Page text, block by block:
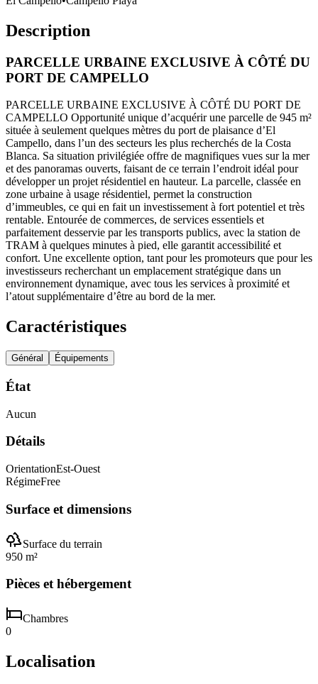
Description
PARCELLE URBAINE EXCLUSIVE À CÔTÉ DU
PORT DE CAMPELLO
PARCELLE URBAINE EXCLUSIVE À CÔTÉ DU PORT DE
CAMPELLO Opportunité unique d’acquérir une parcelle de 945 m²
située à seulement quelques mètres du port de plaisance d’El
Campello, dans l’un des secteurs les plus recherchés de la Costa
Blanca. Sa situation privilégiée offre de magnifiques vues sur la mer
et des panoramas ouverts, faisant de ce terrain l’endroit idéal pour
développer un projet résidentiel en hauteur. La parcelle, classée en
zone urbaine à usage résidentiel, permet la construction
d’immeubles, ce qui en fait un investissement à fort potentiel et très
rentable. Entourée de commerces, de services essentiels et
parfaitement desservie par les transports publics, avec la station de
TRAM à quelques minutes à pied, elle garantit accessibilité et
confort. Une excellente option, tant pour les promoteurs que pour les
investisseurs recherchant un emplacement stratégique dans un
environnement dynamique, avec tous les services à proximité et
l’atout supplémentaire d’être au bord de la mer.
Caractéristiques
Général Équipements
État
Aucun
Détails
OrientationEst-Ouest
RégimeFree
Surface et dimensions
Surface du terrain
950 m²
Pièces et hébergement
Chambres
0
Localisation